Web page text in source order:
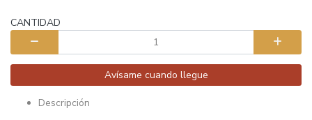
CANTIDAD
Avísame cuando llegue
Descripción